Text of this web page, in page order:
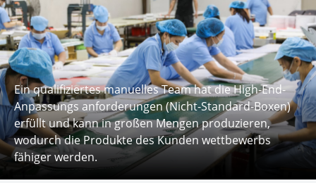
Ein qualifiziertes manuelles Team hat die High-End-
Anpassungs anforderungen (Nicht-Standard-Boxen)
erfüllt und kann in großen Mengen produzieren,
wodurch die Produkte des Kunden wettbewerbs
fähiger werden.